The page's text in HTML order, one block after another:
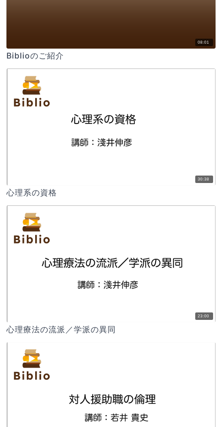
08:01
Biblioのご紹介
30:38
心理系の資格
23:00
心理療法の流派／学派の異同